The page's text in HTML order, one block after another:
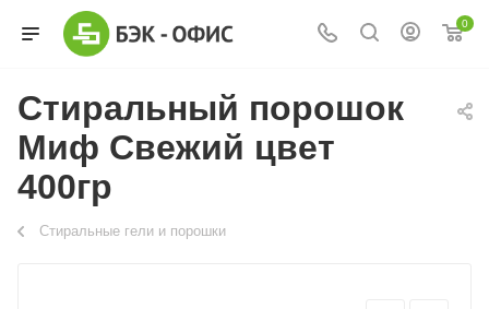
0
Стиральный порошок
Миф Свежий цвет
400гр
Стиральные гели и порошки